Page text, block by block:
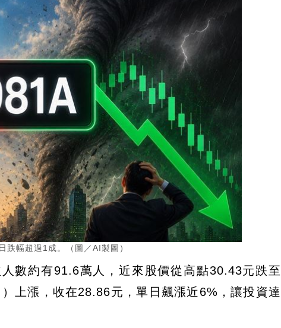
幅超過1成。（圖／AI製圖）
數約有91.6萬人，近來股價從高點30.43元跌至
上漲，收在28.86元，單日飆漲近6%，讓投資達